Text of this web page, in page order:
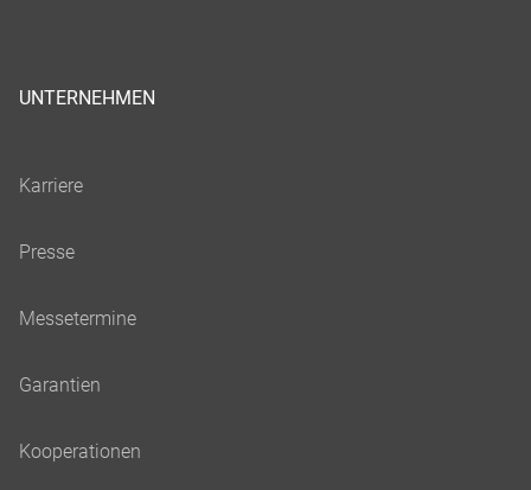
UNTERNEHMEN